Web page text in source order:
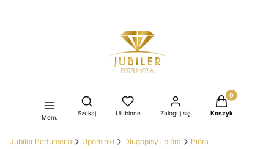
Menu
Otwórz wyszukiwarkę
Szukaj Ulubione Zaloguj się
Produkty w
Koszyk
Jubiler Perfumeria Upominki Długopisy i pióra Pióra